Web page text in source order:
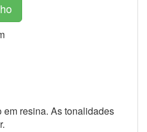
resina. As tonalidades